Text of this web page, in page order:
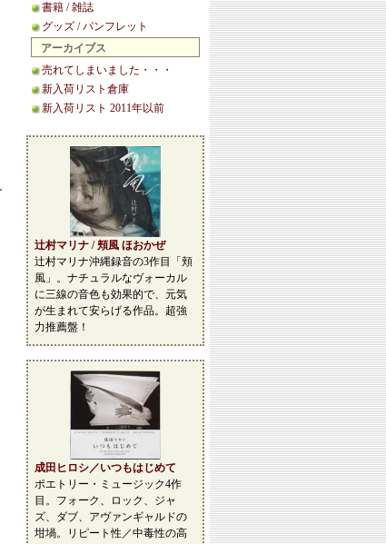
書籍 / 雑誌
グッズ / パンフレット
アーカイブス
売れてしまいました・・・
新入荷リスト倉庫
新入荷リスト 2011年以前
辻村マリナ / 頬風 ほおかぜ
辻村マリナ沖縄録音の3作目「頬
風」。ナチュラルなヴォーカル
に三線の音色も効果的で、元気
が生まれて安らげる作品。超強
力推薦盤！
成田ヒロシ／いつもはじめて
ポエトリー・ミュージック4作
目。フォーク、ロック、ジャ
ズ、ダブ、アヴァンギャルドの
坩堝。リピート性／中毒性の高